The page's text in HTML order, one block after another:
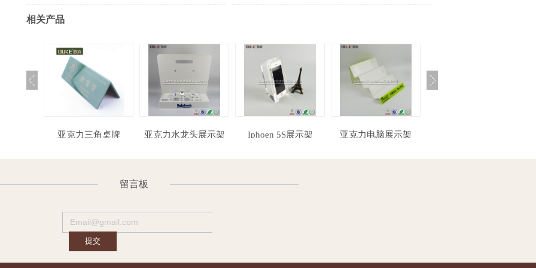
相关产品
亚克力水龙头展示架 Iphoen 5S展示架 亚克力电脑展示架 亚克力白色抽屉盒子
留言板